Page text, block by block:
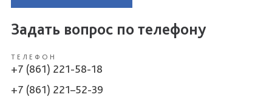
Задать вопрос по телефону
ТЕЛЕФОН
+7 (861) 221-58-18
+7 (861) 221–52-39